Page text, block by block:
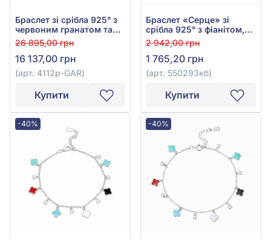
Браслет зі срібла 925° з
червоним гранатом та
фіанітом (куб.
цирконієм), арт. 4112р-
GAR
26 895,00 грн
16 137,00 грн
(арт. 4112р-GAR)
Купити
Браслет «Серце» зі
срібла 925° з фіанітом,
куб.цирконієм та
червоною емаллю, арт.
550293кб
2 942,00 грн
1 765,20 грн
(арт. 550293кб)
Купити
-40% -40%